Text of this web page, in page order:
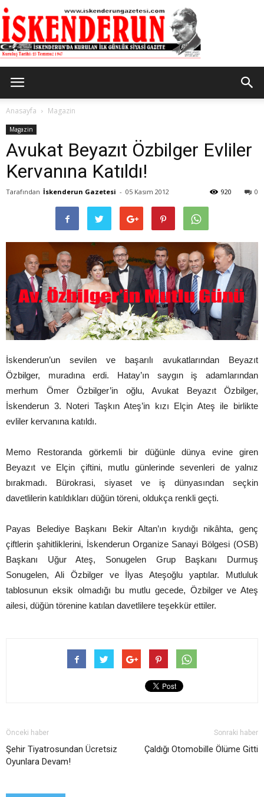
Gazetesi
Anasayfa Magazin
Magazin
Avukat Beyazıt Özbilger Evliler
Kervanına Katıldı!
Tarafından İskenderun Gazetesi - 05 Kasım 2012 0
920
İskenderun’un sevilen ve başarılı avukatlarından Beyazıt
Özbilger, muradına erdi. Hatay’ın saygın iş adamlarından
merhum Ömer Özbilger’in oğlu, Avukat Beyazıt Özbilger,
İskenderun 3. Noteri Taşkın Ateş’in kızı Elçin Ateş ile birlikte
evliler kervanına katıldı.
Memo Restoranda görkemli bir düğünle dünya evine giren
Beyazıt ve Elçin çiftini, mutlu günlerinde sevenleri de yalnız
bırakmadı. Bürokrasi, siyaset ve iş dünyasından seçkin
davetlilerin katıldıkları düğün töreni, oldukça renkli geçti.
Payas Belediye Başkanı Bekir Altan’ın kıydığı nikâhta, genç
çiftlerin şahitliklerini, İskenderun Organize Sanayi Bölgesi (OSB)
Başkanı Uğur Ateş, Sonugelen Grup Başkanı Durmuş
Sonugelen, Ali Özbilger ve İlyas Ateşoğlu yaptılar. Mutluluk
tablosunun eksik olmadığı bu mutlu gecede, Özbilger ve Ateş
ailesi, düğün törenine katılan davetlilere teşekkür ettiler.
Önceki haber
Şehir Tiyatrosundan Ücretsiz
Oyunlara Devam!
Sonraki haber
Çaldığı Otomobille Ölüme Gitti